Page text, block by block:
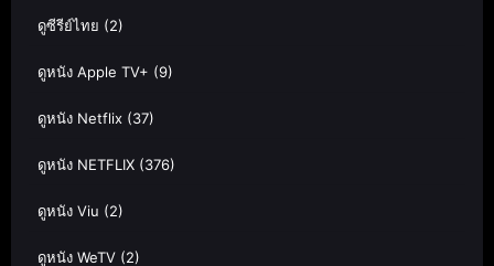
ดูซีรีย์ไทย (2)
ดูหนัง Apple TV+ (9)
ดูหนัง Netflix (37)
ดูหนัง NETFLIX (376)
ดูหนัง Viu (2)
ดูหนัง WeTV (2)